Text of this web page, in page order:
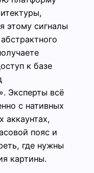
этому сигналы
к базе
Эксперты всё
с нативных
аккаунтах,
пояс и
где нужны
картины.